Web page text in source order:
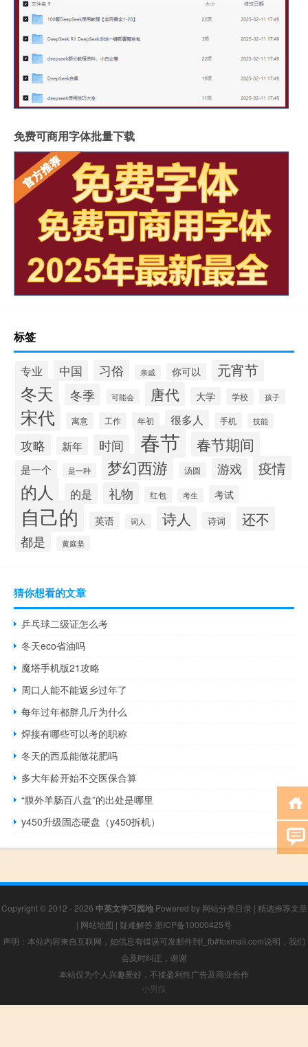
免费可商用字体批量下载
标签
专业 中国 习俗 亲戚 你可以 元宵节
冬天 冬季 可能会 唐代 大学 学校 孩子
宋代 寓意 工作 年初 很多人 手机 技能
攻略 新年 时间 春节 春节期间
是一个 是一种 梦幻西游 汤圆 游戏 疫情
的人 的是 礼物 红包 考生 考试
自己的 英语 词人 诗人 诗词 还不
都是 黄庭坚
猜你想看的文章
乒乓球二级证怎么考
冬天eco省油吗
魔塔手机版21攻略
周口人能不能返乡过年了
每年过年都胖几斤为什么
焊接有哪些可以考的职称
冬天的西瓜能做花肥吗
多大年龄开始不交医保合算
“膜外羊肠百八盘”的出处是哪里
y450升级固态硬盘（y450拆机）
Copyright © 2012 - 2026 中英文学习园地Powered by 网站分类目录 | 精选推荐文章
| 网站地图 | 疑难解答 浙ICP备10000425号
声明：本站内容来自互联网，如信息有错误可发邮件到f_fb#foxmail.com说明，我们
会及时纠正，谢谢
本站仅为个人兴趣爱好，不接盈利性广告及商业合作
小男孩